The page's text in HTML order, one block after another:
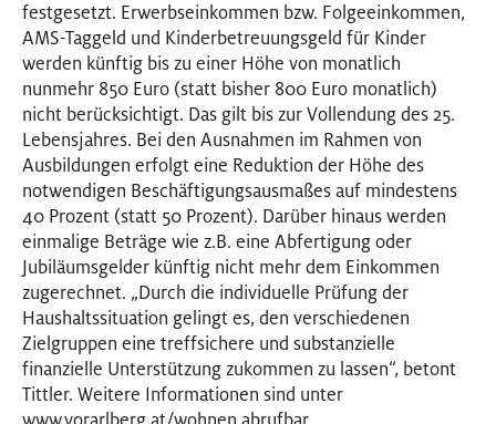
festgesetzt. Erwerbseinkommen bzw. Folgeeinkommen,
AMS-Taggeld und Kinderbetreuungsgeld für Kinder
werden künftig bis zu einer Höhe von monatlich
nunmehr 850 Euro (statt bisher 800 Euro monatlich)
nicht berücksichtigt. Das gilt bis zur Vollendung des 25.
Lebensjahres. Bei den Ausnahmen im Rahmen von
Ausbildungen erfolgt eine Reduktion der Höhe des
notwendigen Beschäftigungsausmaßes auf mindestens
40 Prozent (statt 50 Prozent). Darüber hinaus werden
einmalige Beträge wie z.B. eine Abfertigung oder
Jubiläumsgelder künftig nicht mehr dem Einkommen
zugerechnet. „Durch die individuelle Prüfung der
Haushaltssituation gelingt es, den verschiedenen
Zielgruppen eine treffsichere und substanzielle
finanzielle Unterstützung zukommen zu lassen“, betont
Tittler. Weitere Informationen sind unter